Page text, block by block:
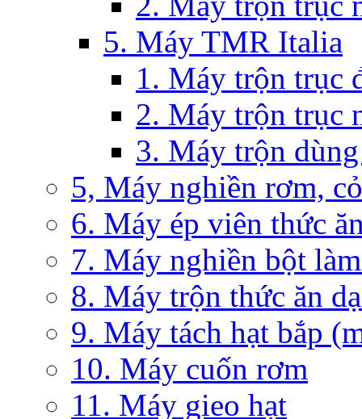
5. Máy TMR Italia
1. Máy trộn trục
2. Máy trộn trục
3. Máy trộn
5, Máy nghiền rơm,
6. Máy ép viên thức
7. Máy nghiền bột
8. Máy trộn thức ăn
9. Máy tách hạt bắp
10. Máy cuốn rơm
11. Máy gieo hạt